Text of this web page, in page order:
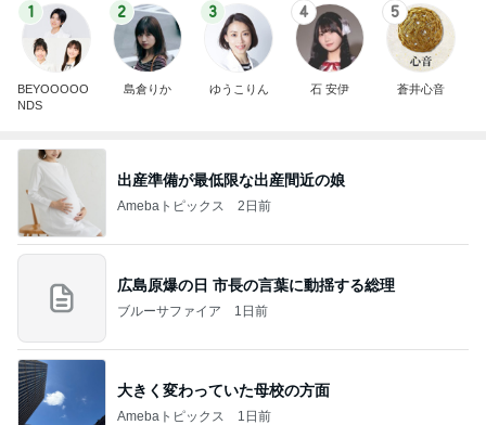
1
BEYOOOOO
NDS
2
島倉りか
3
ゆうこりん
4
石 安伊
5
蒼井心音
出産準備が最低限な出産間近の娘
Amebaトピックス 2日前
広島原爆の日 市長の言葉に動揺する総理
ブルーサファイア 1日前
大きく変わっていた母校の方面
Amebaトピックス 1日前